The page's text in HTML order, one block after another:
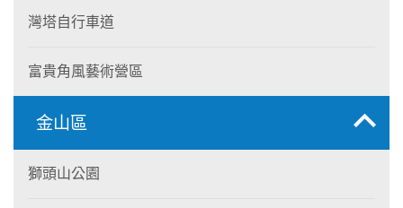
灣塔自行車道
富貴角風藝術營區
金山區
獅頭山公園